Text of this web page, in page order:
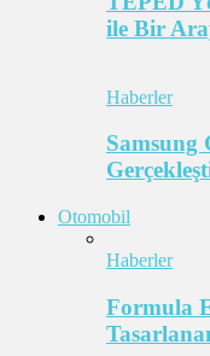
ile Bir
Haberler
Samsung
Otomobil
Haberler
Formula